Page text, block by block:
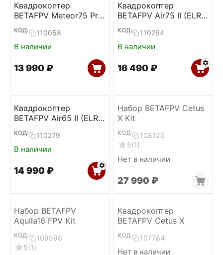
Квадрокоптер
BETAFPV Meteor75 Pro
(ELRS 2.4)
КОД: 110058
В наличии
13 990 ₽
Квадрокоптер
BETAFPV Air75 II (ELRS
2.4)
КОД: 110264
В наличии
16 490 ₽
Квадрокоптер
BETAFPV Air65 II (ELRS
2.4)
КОД: 110279
В наличии
14 990 ₽
Набор BETAFPV Cetus
X Kit
КОД:
108123
5(1)
Нет в наличии
27 990 ₽
Набор BETAFPV
Aquila16 FPV Kit
КОД:
109598
5(1)
Квадрокоптер
BETAFPV Cetus X
КОД: 107784
Нет в наличии